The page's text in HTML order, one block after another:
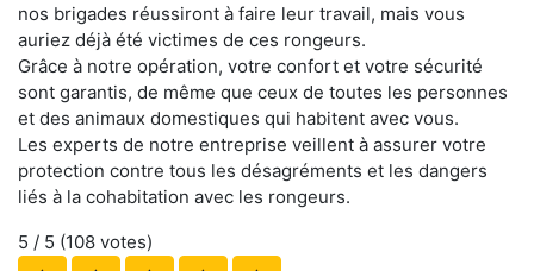
nos brigades réussiront à faire leur travail, mais vous
auriez déjà été victimes de ces rongeurs.
Grâce à notre opération, votre confort et votre sécurité
sont garantis, de même que ceux de toutes les personnes
et des animaux domestiques qui habitent avec vous.
Les experts de notre entreprise veillent à assurer votre
protection contre tous les désagréments et les dangers
liés à la cohabitation avec les rongeurs.
5 / 5 (108 votes)